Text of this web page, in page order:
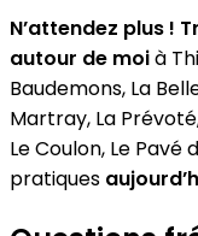
N’attendez plus !
autour de moià
Baudemons, La
Martray, La
Le Coulon, Le
pratiques